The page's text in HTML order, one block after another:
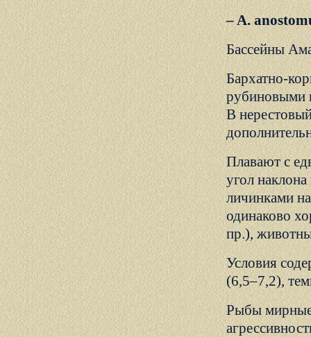
– A.
Бассейны
Бархатно-
рубиновыми
В
Плавают с
угол
личинками
одинаково
пр.),
Условия
(6,5–7,2),
Рыбы